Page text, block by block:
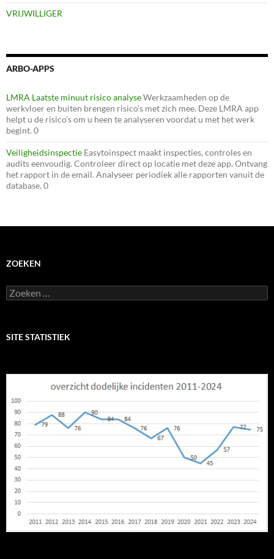
VRIJWILLIGER
ARBO-APPS
LMRA Laatste minuut risico analyseWerkzaamheden op de
werkvloer en buiten brengen risico’s met zich mee. Deze LMRA app
helpt u de risico’s om u heen te analyseren voordat u met het werk
begint. 0
Veiligheidsinspectie Easytoinspect maakt inspecties, controles en
audits eenvoudig. Controleer direct op locatie met deze app. Ontvang
het rapport in de email. Analyseer periodiek alle rapporten vanuit de
database. 0
ZOEKEN
Zoeken
naar:
SITE STATISTIEK